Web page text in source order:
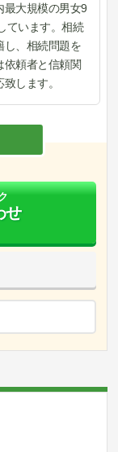
最大規模の男女9
ています。相続
し、相続問題を
依頼者と信頼関
します。
せ